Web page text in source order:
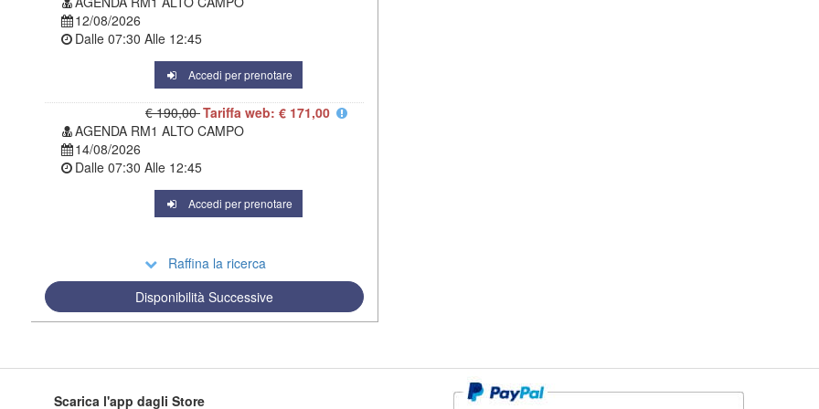
12/08/2026
Dalle 07:30 Alle 12:45
Accedi per prenotare
€ 190,00Tariffa web: € 171,00
AGENDA RM1 ALTO CAMPO
14/08/2026
Dalle 07:30 Alle 12:45
Accedi per prenotare
Raffina la ricerca
Disponibilità Successive
Scarica l'app dagli Store